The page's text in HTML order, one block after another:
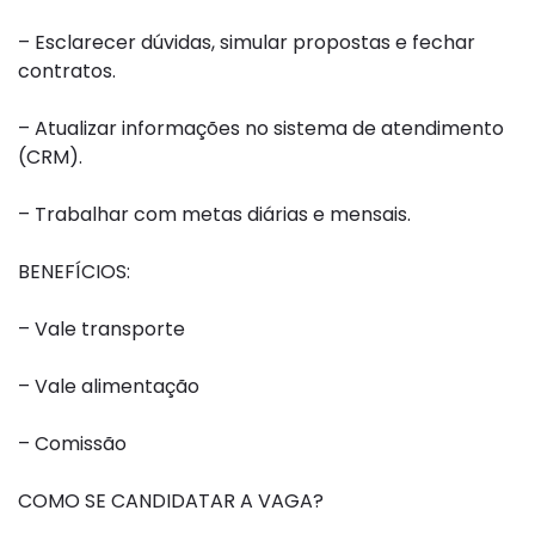
– Esclarecer dúvidas, simular propostas e fechar
contratos.
– Atualizar informações no sistema de atendimento
(CRM).
– Trabalhar com metas diárias e mensais.
BENEFÍCIOS:
– Vale transporte
– Vale alimentação
– Comissão
COMO SE CANDIDATAR A VAGA?